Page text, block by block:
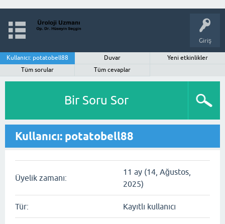
Giriş
Kullanıcı: potatobell88 Duvar
Yeni etkinlikler
Tüm sorular
Tüm cevaplar
Bir Soru Sor
Kullanıcı: potatobell88
Üyelik zamanı:
11 ay (14, Ağustos,
2025)
Tür: Kayıtlı kullanıcı